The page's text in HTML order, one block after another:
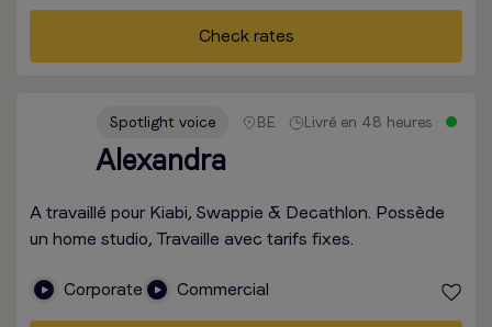
Check rates
Spotlight voice BE Livré en 48 heures
Alexandra
A travaillé pour Kiabi, Swappie & Decathlon. Possède
un home studio, Travaille avec tarifs fixes.
Corporate Commercial